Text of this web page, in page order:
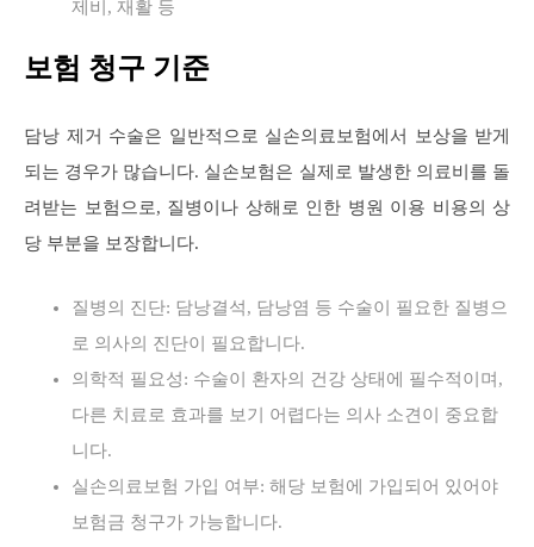
제비, 재활 등
보험 청구 기준
담낭 제거 수술은 일반적으로 실손의료보험에서 보상을 받게
되는 경우가 많습니다. 실손보험은 실제로 발생한 의료비를 돌
려받는 보험으로, 질병이나 상해로 인한 병원 이용 비용의 상
당 부분을 보장합니다.
질병의 진단: 담낭결석, 담낭염 등 수술이 필요한 질병으
로 의사의 진단이 필요합니다.
의학적 필요성: 수술이 환자의 건강 상태에 필수적이며,
다른 치료로 효과를 보기 어렵다는 의사 소견이 중요합
니다.
실손의료보험 가입 여부: 해당 보험에 가입되어 있어야
보험금 청구가 가능합니다.